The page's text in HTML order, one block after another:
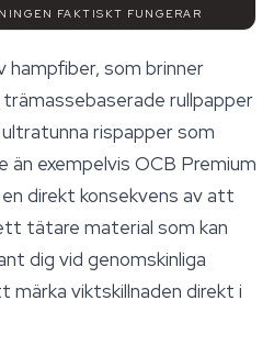
FAKTISKT FUNGERAR
hampfiber, som brinner
trämassebaserade rullpapper
rispapper som
än exempelvis OCB Premium
direkt konsekvens av att
tätare material som kan
dig vid genomskinliga
märka viktskillnaden direkt i